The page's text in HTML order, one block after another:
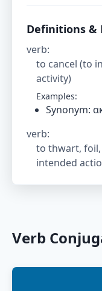
Definitions &
verb:
to cancel (to
activity)
Examples:
Synonym:
verb:
to thwart,
intended
Verb